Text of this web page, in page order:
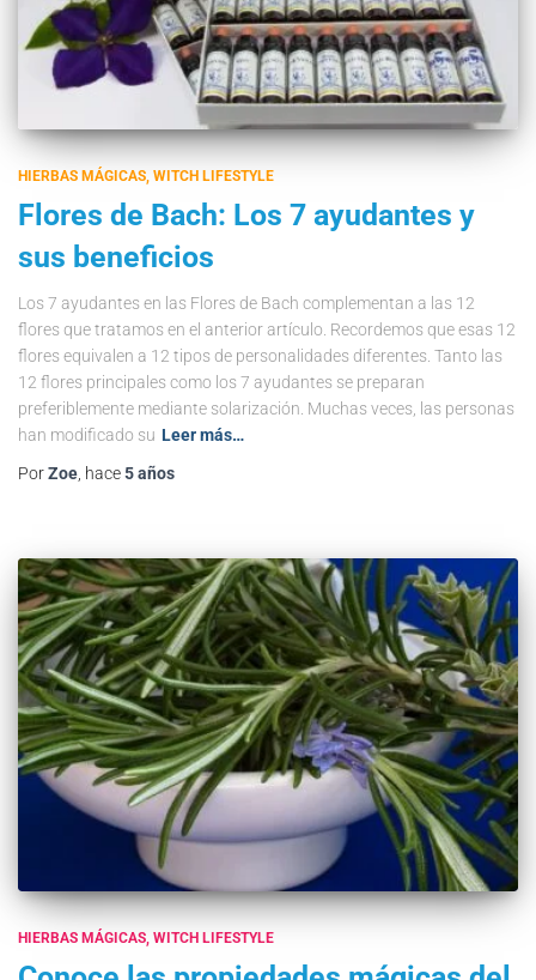
HIERBAS MÁGICAS WITCH LIFESTYLE
Flores de Bach: Los 7 ayudantes y
sus beneficios
Los 7 ayudantes en las Flores de Bach complementan a las 12
flores que tratamos en el anterior artículo. Recordemos que esas 12
flores equivalen a 12 tipos de personalidades diferentes. Tanto las
12 flores principales como los 7 ayudantes se preparan
preferiblemente mediante solarización. Muchas veces, las personas
han modificado su Leer más…
PorZoe , hace5 años
HIERBAS MÁGICAS WITCH LIFESTYLE